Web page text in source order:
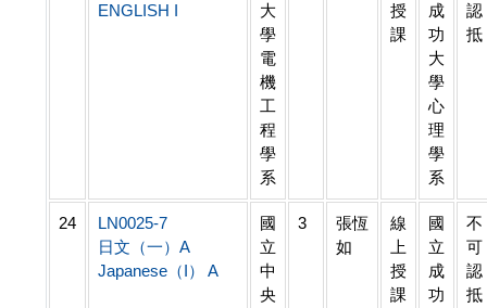
ENGLISH I
大
學
電
機
工
程
學
系
授
課
成
功
大
學
心
理
學
系
認
抵
24
LN0025-7
日文（一）A
Japanese（I） A
國
立
中
央
3
張恆
如
線
上
授
課
國
立
成
功
不
可
認
抵